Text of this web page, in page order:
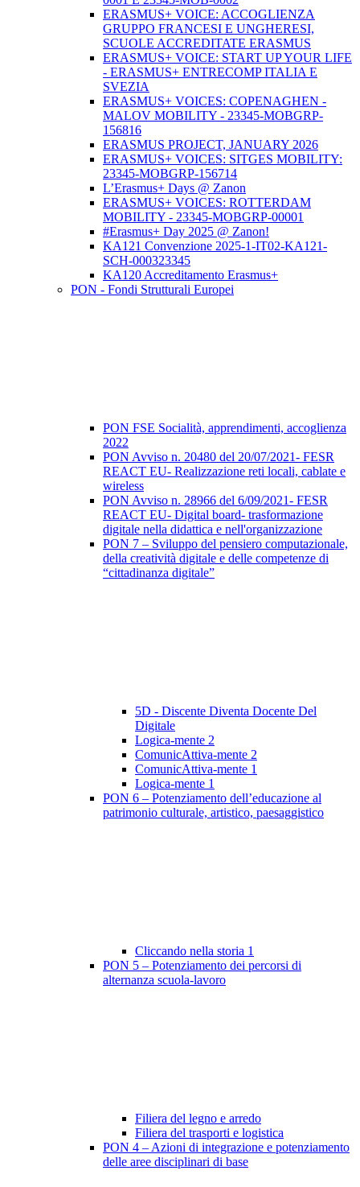
ERASMUS+ VOICE: ACCOGLIENZA
GRUPPO FRANCESI E UNGHERESI,
SCUOLE ACCREDITATE ERASMUS
ERASMUS+ VOICE: START UP YOUR LIFE
- ERASMUS+ ENTRECOMP ITALIA E
SVEZIA
ERASMUS+ VOICES: COPENAGHEN -
MALOV MOBILITY - 23345-MOBGRP-
156816
ERASMUS PROJECT, JANUARY 2026
ERASMUS+ VOICES: SITGES MOBILITY:
23345-MOBGRP-156714
L’Erasmus+ Days @ Zanon
ERASMUS+ VOICES: ROTTERDAM
MOBILITY - 23345-MOBGRP-00001
#Erasmus+ Day 2025 @ Zanon!
KA121 Convenzione 2025-1-IT02-KA121-
SCH-000323345
KA120 Accreditamento Erasmus+
PON - Fondi Strutturali Europei
PON FSE Socialità, apprendimenti, accoglienza
2022
PON Avviso n. 20480 del 20/07/2021- FESR
REACT EU- Realizzazione reti locali, cablate e
wireless
PON Avviso n. 28966 del 6/09/2021- FESR
REACT EU- Digital board- trasformazione
digitale nella didattica e nell'organizzazione
PON 7 – Sviluppo del pensiero computazionale,
della creatività digitale e delle competenze di
“cittadinanza digitale”
5D - Discente Diventa Docente Del
Digitale
Logica-mente 2
ComunicAttiva-mente 2
ComunicAttiva-mente 1
Logica-mente 1
PON 6 – Potenziamento dell’educazione al
patrimonio culturale, artistico, paesaggistico
Cliccando nella storia 1
PON 5 – Potenziamento dei percorsi di
alternanza scuola-lavoro
Filiera del legno e arredo
Filiera del trasporti e logistica
PON 4 – Azioni di integrazione e potenziamento
delle aree disciplinari di base